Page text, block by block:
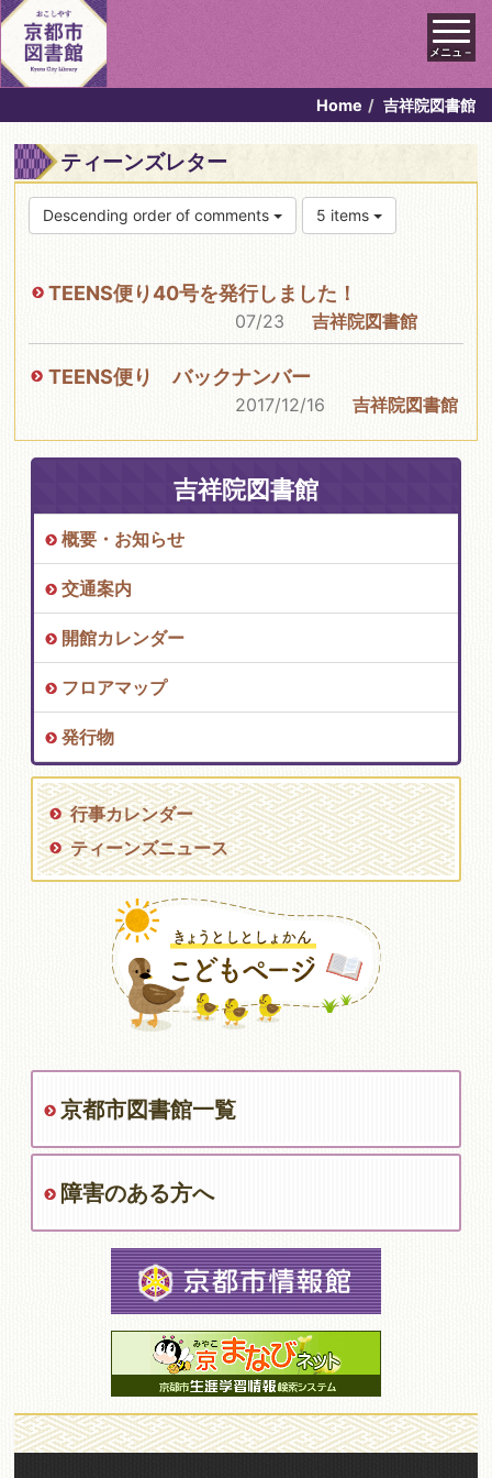
メニュ－
Home 吉祥院図書館
ティーンズレター
Descending order of comments 5 items
TEENS便り40号を発行しました！
07/23 吉祥院図書館
TEENS便り バックナンバー
2017/12/16 吉祥院図書館
吉祥院図書館
概要・お知らせ
交通案内
開館カレンダー
フロアマップ
発行物
行事カレンダー
ティーンズニュース
京都市図書館一覧
障害のある方へ